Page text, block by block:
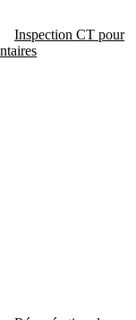
Inspection CT pour